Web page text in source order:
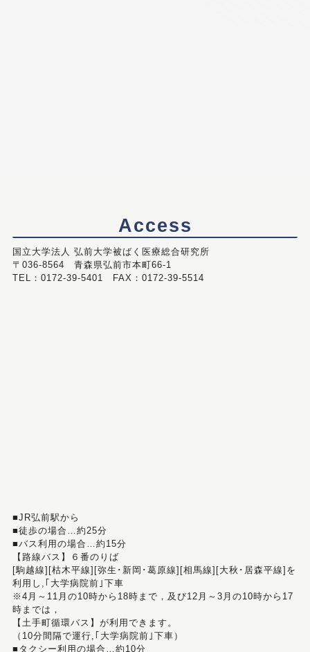
Access
国立大学法人 弘前大学被ばく医療総合研究所
〒036-8564 青森県弘前市本町66-1
TEL：0172-39-5401 FAX：0172-39-5514
■JR弘前駅から
■徒歩の場合…約25分
■バス利用の場合…約15分
【路線バス】６番のりば
[駒越線][枯木平線][弥生･新岡･葛原線][相馬線][大秋･居森平線]を
利用し,｢大学病院前｣下車
※4月～11月の10時から18時まで，及び12月～3月の10時から17
時までは，
【土手町循環バス】が利用できます。
（10分間隔で運行,｢大学病院前｣下車）
■タクシー利用の場合…約10分